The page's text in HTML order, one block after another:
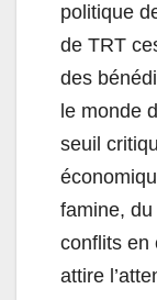
politique
de TRT
des
le monde
seuil
famine,
conflits en
attire